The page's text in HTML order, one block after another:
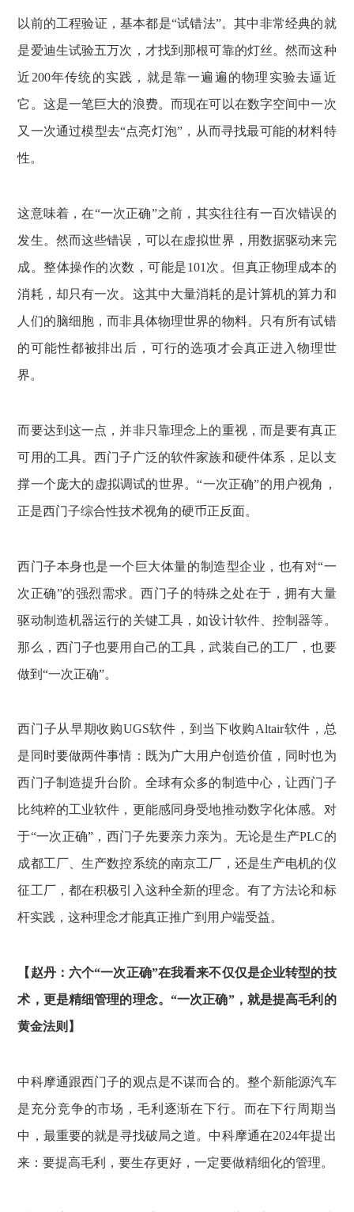
以前的工程验证，基本都是“试错法”。其中非常经典的就
是爱迪生试验五万次，才找到那根可靠的灯丝。然而这种
近200年传统的实践，就是靠一遍遍的物理实验去逼近
它。这是一笔巨大的浪费。而现在可以在数字空间中一次
又一次通过模型去“点亮灯泡”，从而寻找最可能的材料特
性。
这意味着，在“一次正确”之前，其实往往有一百次错误的
发生。然而这些错误，可以在虚拟世界，用数据驱动来完
成。整体操作的次数，可能是101次。但真正物理成本的
消耗，却只有一次。这其中大量消耗的是计算机的算力和
人们的脑细胞，而非具体物理世界的物料。只有所有试错
的可能性都被排出后，可行的选项才会真正进入物理世
界。
而要达到这一点，并非只靠理念上的重视，而是要有真正
可用的工具。西门子广泛的软件家族和硬件体系，足以支
撑一个庞大的虚拟调试的世界。“一次正确”的用户视角，
正是西门子综合性技术视角的硬币正反面。
西门子本身也是一个巨大体量的制造型企业，也有对“一
次正确”的强烈需求。西门子的特殊之处在于，拥有大量
驱动制造机器运行的关键工具，如设计软件、控制器等。
那么，西门子也要用自己的工具，武装自己的工厂，也要
做到“一次正确”。
西门子从早期收购UGS软件，到当下收购Altair软件，总
是同时要做两件事情：既为广大用户创造价值，同时也为
西门子制造提升台阶。全球有众多的制造中心，让西门子
比纯粹的工业软件，更能感同身受地推动数字化体感。对
于“一次正确”，西门子先要亲力亲为。无论是生产PLC的
成都工厂、生产数控系统的南京工厂，还是生产电机的仪
征工厂，都在积极引入这种全新的理念。有了方法论和标
杆实践，这种理念才能真正推广到用户端受益。
【赵丹：六个“一次正确”在我看来不仅仅是企业转型的技
术，更是精细管理的理念。“一次正确”，就是提高毛利的
黄金法则】
中科摩通跟西门子的观点是不谋而合的。整个新能源汽车
是充分竞争的市场，毛利逐渐在下行。而在下行周期当
中，最重要的就是寻找破局之道。中科摩通在2024年提出
来：要提高毛利，要生存更好，一定要做精细化的管理。